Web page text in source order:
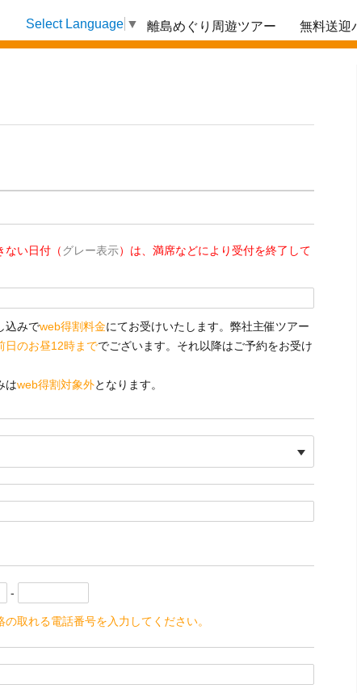
Select Language ▼ 離島めぐり周遊ツアー 無料送迎
ない日付（グレー表示）は、満席などにより受付を終了して
込みでweb得割料金にてお受けいたします。弊社主催ツアー
日のお昼12時まででございます。それ以降はご予約をお受け
はweb得割対象外となります。
-
取れる電話番号を入力してください。